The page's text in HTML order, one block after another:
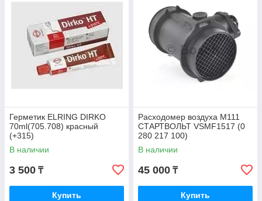
Герметик ELRING DIRKO
70ml(705.708) красный
(+315)
В наличии
3 500 ₸
Купить
Расходомер воздуха M111
СТАРТВОЛЬТ VSMF1517 (0
280 217 100)
В наличии
45 000 ₸
Купить